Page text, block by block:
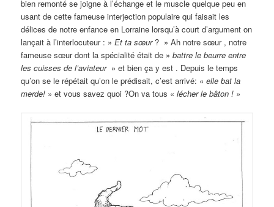
bien remonté se joigne à l’échange et le muscle quelque peu en
usant de cette fameuse interjection populaire qui faisait les
délices de notre enfance en Lorraine lorsqu’à court d’argument on
lançait à l’interlocuteur : »Et ta sœur? » Ah notre sœur , notre
fameuse sœur dont la spécialité était de »battre le beurre entre
les cuisses de l’aviateur» et bien ça y est . Depuis le temps
qu’on se le répétait qu’on le prédisait, c’est arrivé: «elle bat la
merde! » et vous savez quoi ?On va tous «lécher le bâton ! »